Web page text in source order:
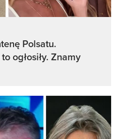
Polsatu.
ogłosiły. Znamy